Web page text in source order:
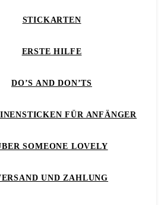
STICKARTEN
ERSTE HILFE
DO’S AND DON’TS
FÜR ANFÄNGER
SOMEONE LOVELY
UND ZAHLUNG